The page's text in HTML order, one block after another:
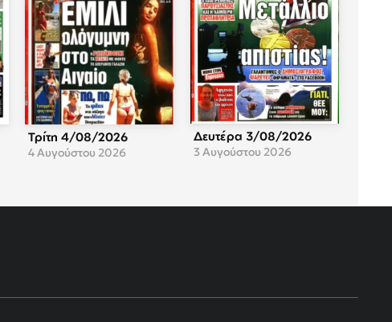
Τρίτη 4/08/2026
4 Αυγούστου 2026
Δευτέρα 3/08/2026
3 Αυγούστου 2026